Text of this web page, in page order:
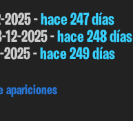
2025 -hace 247 días
2025 -hace 248 días
-hace 249 días
apariciones